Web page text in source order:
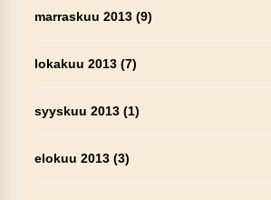
marraskuu 2013(9)
lokakuu 2013(7)
syyskuu 2013(1)
elokuu 2013(3)